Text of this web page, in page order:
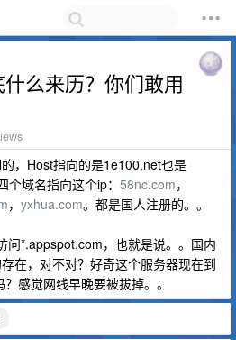
么来历？你们敢用
，Host指向的是1e100.net也是
域名指向这个ip： 58nc.com，
， yxhua.com。都是国人注册的。。
问*.appspot.com，也就是说。。国内
在，对不对？好奇这个服务器现在到
感觉网线早晚要被拔掉。。